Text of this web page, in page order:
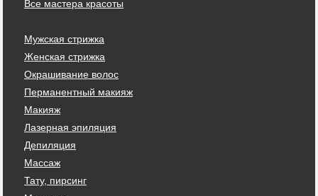
Все мастера красоты
Мужская стрижка
Женская стрижка
Окрашивание волос
Перманентный макияж
Макияж
Лазерная эпиляция
Депиляция
Массаж
Тату, пирсинг